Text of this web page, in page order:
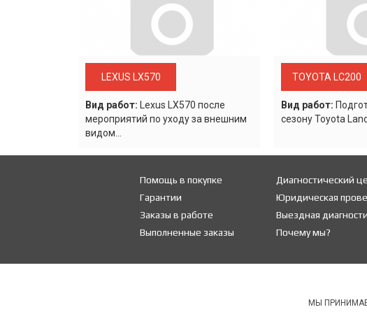
LEXUS LX570
Вид работ: Lexus LХ570 после
мероприятий по уходу за внешним
видом...
TOYOTA LC200
Вид работ:
сезону Toyota
Помощь в покупке
Гарантии
Заказы в работе
Выполненные заказы
Диагностический
Юридическая
Выездная
Почему мы?
МЫ